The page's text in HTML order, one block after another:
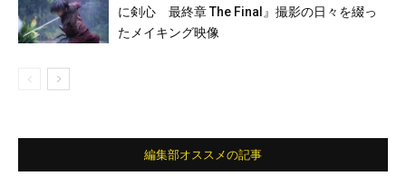
に剣心 最終章 The Final』撮影の日々を綴っ
たメイキング映像
編集部オススメの記事